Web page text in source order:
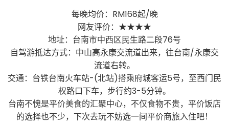
每晚均价：RM168起/晚
网友评价：★★★★
地址：台南市中西区民生路二段76号
自驾游抵达方式：中山高永康交流道出来，往台南/永康交
流道右转。
交通：台铁台南火车站-(北站)搭乘府城客运5号，至西门民
权路口下车，步行约3-5分钟。
台南不愧是平价美食的汇聚中心，不仅食物不贵，平价饭店
的选择也不少，下次去玩不妨选一间平价商旅入住吧！